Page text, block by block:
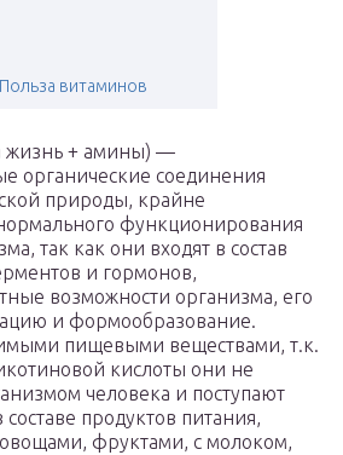
Польза витаминов
жизнь + амины) —
органические соединения
природы, крайне
функционирования
так как они входят в состав
и гормонов,
возможности организма, его
и формообразование.
пищевыми веществами, т.к.
кислоты они не
человека и поступают
продуктов питания,
фруктами, с молоком,